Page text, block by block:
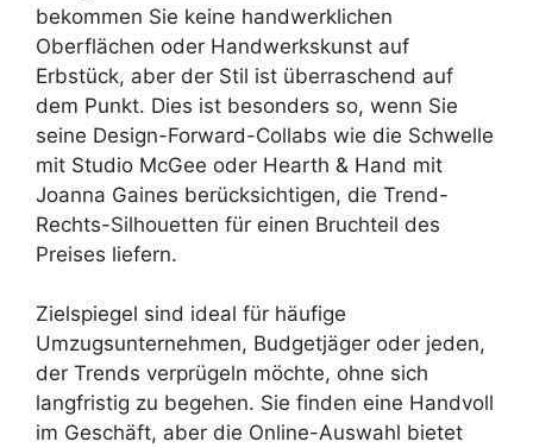
bekommen Sie keine handwerklichen
Oberflächen oder Handwerkskunst auf
Erbstück, aber der Stil ist überraschend auf
dem Punkt. Dies ist besonders so, wenn Sie
seine Design-Forward-Collabs wie die Schwelle
mit Studio McGee oder Hearth & Hand mit
Joanna Gaines berücksichtigen, die Trend-
Rechts-Silhouetten für einen Bruchteil des
Preises liefern.
Zielspiegel sind ideal für häufige
Umzugsunternehmen, Budgetjäger oder jeden,
der Trends verprügeln möchte, ohne sich
langfristig zu begehen. Sie finden eine Handvoll
im Geschäft, aber die Online-Auswahl bietet